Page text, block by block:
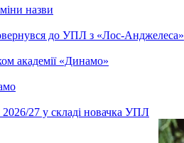
назви
до УПЛ з «Лос-Анджелеса»
академії «Динамо»
2026/27 у складі новачка УПЛ